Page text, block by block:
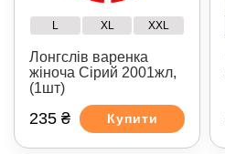
L XL XXL
Лонгслів варенка
жіноча Сірий 2001жл,
(1шт)
235 ₴ Купити